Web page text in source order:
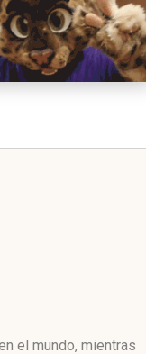
el mundo, mientras